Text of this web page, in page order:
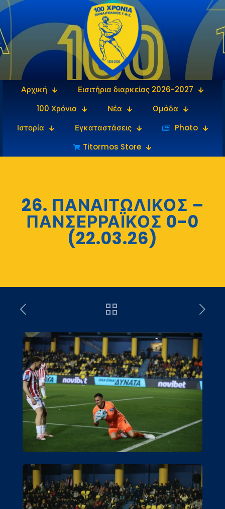
Αρχική
Εισιτήρια διαρκείας 2026-2027
100 Χρόνια
Νέα
Ομάδα
Ιστορία
Εγκαταστάσεις
‎‏‏‎ ‎Photo
Titormos Store
26. ΠΑΝΑΙΤΩΛΙΚΟΣ –
ΠΑΝΣΕΡΡΑΪΚΟΣ 0-0
(22.03.26)